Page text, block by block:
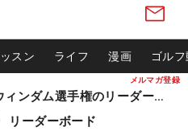
メルマガ登録
スン ライフ 漫画 ゴル
松山英樹ら出場 ウィンダム選手権のリーダーボード
ーダーボード